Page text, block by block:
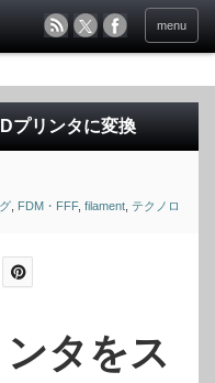
menu
プリンタに変換
FDM・FFF, filament テクノロ
タをス